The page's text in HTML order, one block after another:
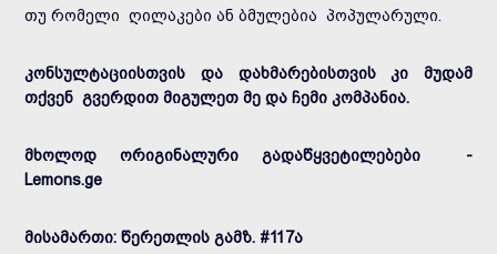
თუ რომელი ღილაკები ან ბმულებია პოპულარული.
კონსულტაციისთვის და დახმარებისთვის კი მუდამ
თქვენ გვერდით მიგულეთ მე და ჩემი კომპანია.
მხოლოდ ორიგინალური გადაწყვეტილებები -
Lemons.ge
მისამართი: წერეთლის გამზ. #117ა